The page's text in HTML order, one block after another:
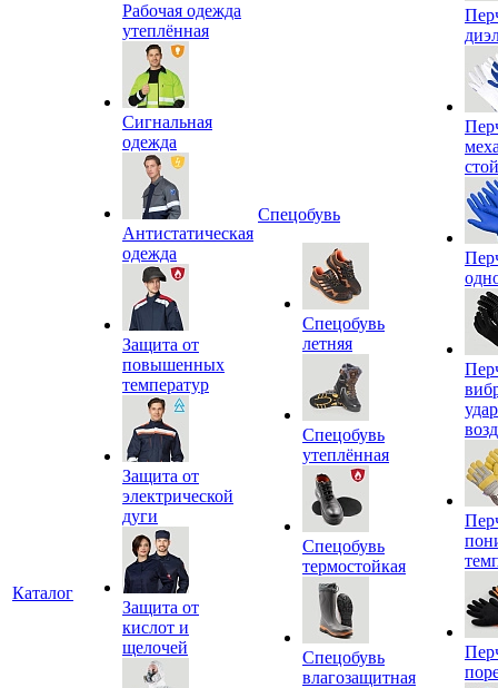
Каталог
Рабочая одежда
утеплённая
Сигнальная
одежда
Антистатическая
одежда
Защита от
повышенных
температур
Защита от
электрической
дуги
Защита от
кислот и
щелочей
Спецобувь
Спецобувь
летняя
Спецобувь
утеплённая
Спецобувь
термостойкая
Спецобувь
влагозащитная